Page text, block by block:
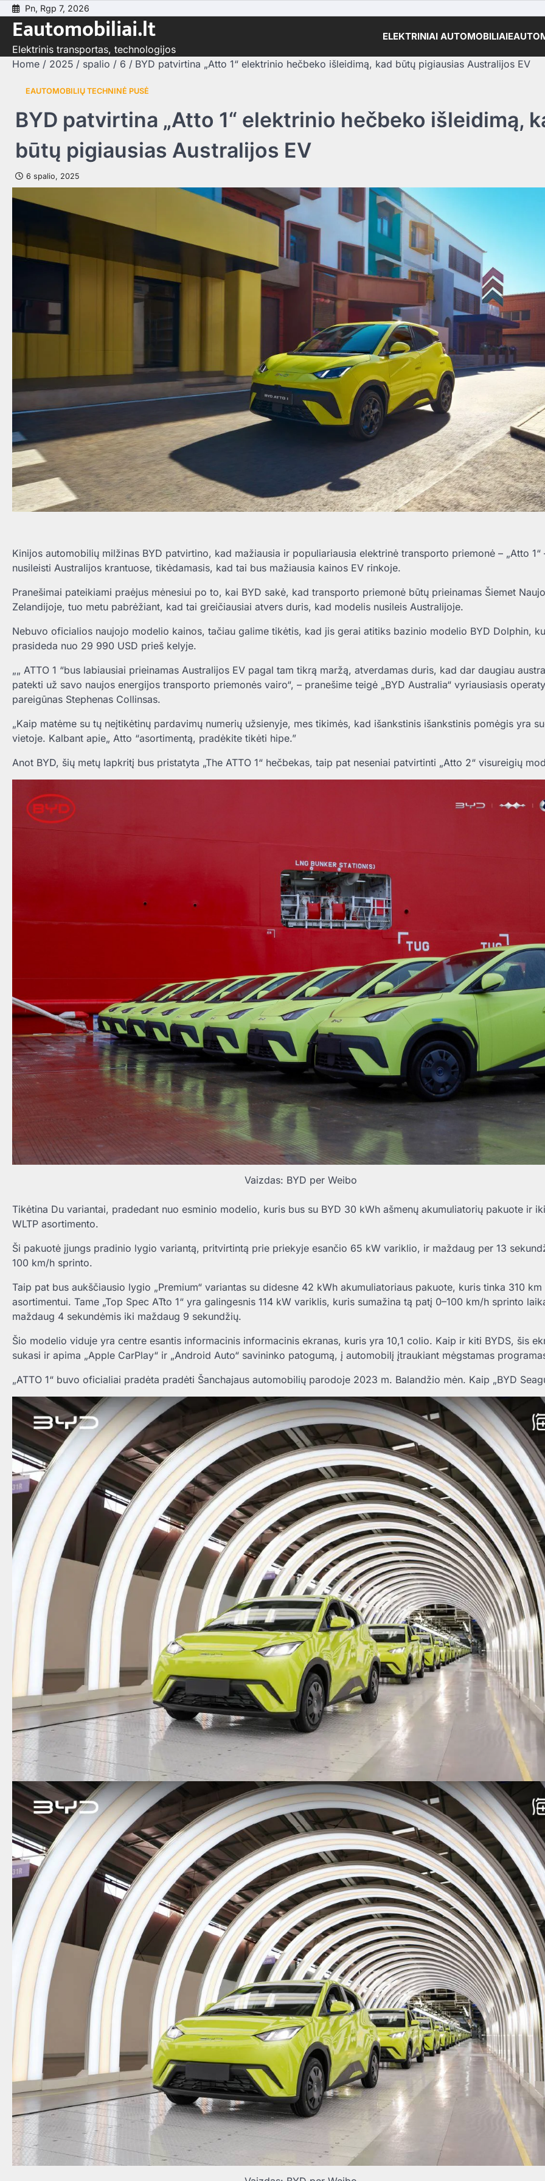
Skip
content
Pn, Rgp 7, 2026
Eautomobiliai.lt
Elektrinis transportas, technologijos
ELEKTRINIAI AUTOMOBILIAI
Home 2025 spalio 6 BYD patvirtina „Atto 1“ elektrinio hečbeko išleidimą, kad būtų pigiausias Australijos EV
EAUTOMOBILIŲ TECHNINĖ PUSĖ
BYD patvirtina „Atto 1“ elektrinio hečbeko išleidimą,
būtų pigiausias Australijos EV
6 spalio, 2025
Kinijos automobilių milžinas BYD patvirtino, kad mažiausia ir populiariausia elektrinė transporto priemonė – „Atto 1“
nusileisti Australijos krantuose, tikėdamasis, kad tai bus mažiausia kainos EV rinkoje.
Pranešimai pateikiami praėjus mėnesiui po to, kai BYD sakė, kad transporto priemonė būtų prieinamas Šiemet
Zelandijoje, tuo metu pabrėžiant, kad tai greičiausiai atvers duris, kad modelis nusileis Australijoje.
Nebuvo oficialios naujojo modelio kainos, tačiau galime tikėtis, kad jis gerai atitiks bazinio modelio BYD Dolphin,
prasideda nuo 29 990 USD prieš kelyje.
„„ ATTO 1 “bus labiausiai prieinamas Australijos EV pagal tam tikrą maržą, atverdamas duris, kad dar daugiau
patekti už savo naujos energijos transporto priemonės vairo“, – pranešime teigė „BYD Australia“ vyriausiasis
pareigūnas Stephenas Collinsas.
„Kaip matėme su tų neįtikėtinų pardavimų numerių užsienyje, mes tikimės, kad išankstinis išankstinis pomėgis yra
vietoje. Kalbant apie„ Atto “asortimentą, pradėkite tikėti hipe.”
Anot BYD, šių metų lapkritį bus pristatyta „The ATTO 1“ hečbekas, taip pat neseniai patvirtinti „Atto 2“ visureigių
Vaizdas: BYD per Weibo
Tikėtina Du variantai, pradedant nuo esminio modelio, kuris bus su BYD 30 kWh ašmenų akumuliatorių pakuote ir
WLTP asortimento.
Ši pakuotė įjungs pradinio lygio variantą, pritvirtintą prie priekyje esančio 65 kW variklio, ir maždaug per 13
100 km/h sprinto.
Taip pat bus aukščiausio lygio „Premium“ variantas su didesne 42 kWh akumuliatoriaus pakuote, kuris tinka 310 km
asortimentui. Tame „Top Spec ATto 1“ yra galingesnis 114 kW variklis, kuris sumažina tą patį 0–100 km/h sprinto
maždaug 4 sekundėmis iki maždaug 9 sekundžių.
Šio modelio viduje yra centre esantis informacinis informacinis ekranas, kuris yra 10,1 colio. Kaip ir kiti BYDS, šis
sukasi ir apima „Apple CarPlay“ ir „Android Auto“ savininko patogumą, į automobilį įtraukiant mėgstamas
„ATTO 1“ buvo oficialiai pradėta pradėti Šanchajaus automobilių parodoje 2023 m. Balandžio mėn. Kaip „BYD